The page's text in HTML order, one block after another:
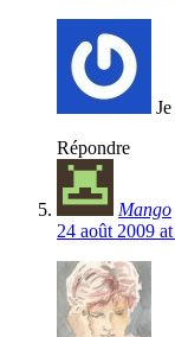
Répondre
Mango
24 août 2009